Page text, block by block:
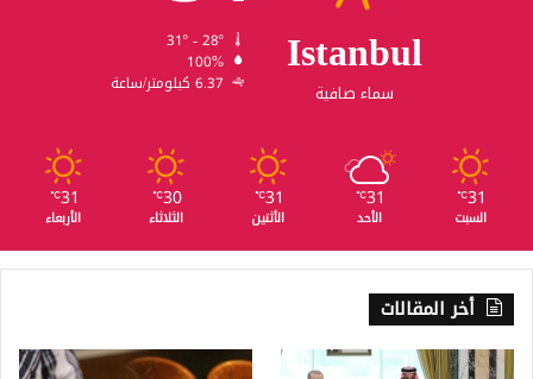
Istanbul
سماء صافية
100%
6.37 كيلومتر/ساعة
31
℃
السبت
31
℃
الأحد
31
℃
الأثنين
30
℃
الثلاثاء
31
℃
الأربعاء
أخر المقالات